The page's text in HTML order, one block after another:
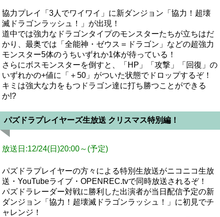
協力プレイ「3人でワイワイ」に新ダンジョン「協力！超壊
滅ドラゴンラッシュ！」が出現！
道中では強力なドラゴンタイプのモンスターたちが立ちはだ
かり、最奥では「全能神・ゼウス＝ドラゴン」などの超強力
モンスター5体のうちいずれか1体が待っている！
さらにボスモンスターを倒すと、「HP」「攻撃」「回復」の
いずれかの+値に「＋50」がついた状態でドロップするぞ！
キミは強大な力をもつドラゴン達に打ち勝つことができる
か!?
パズドラプレイヤーズ生放送 クリスマス特別編！
放送日:12/24(日)20:00～(予定)
パズドラプレイヤーの方々による特別生放送がニコニコ生放
送・YouTubeライブ・OPENREC.tvで同時放送されるぞ！
パズドラレーダー対戦に勝利した出演者が当日配信予定の新
ダンジョン「協力！超壊滅ドラゴンラッシュ！」に初見でチ
ャレンジ！